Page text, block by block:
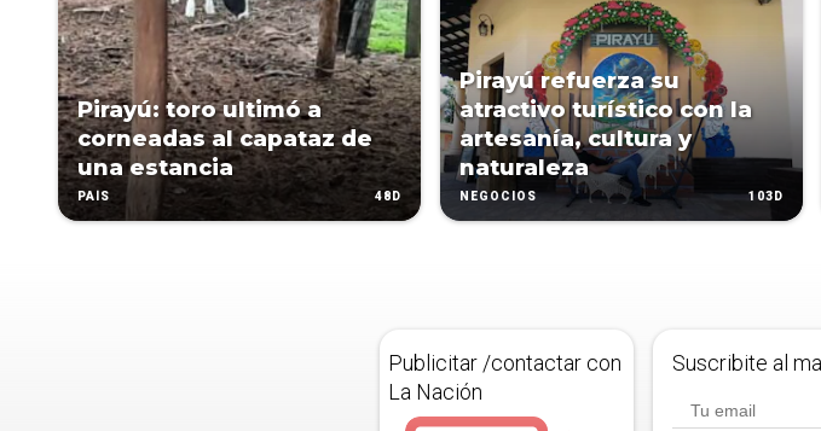
Pirayú: toro ultimó a
corneadas al capataz de
una estancia
PAÍS 48D
Pirayú refuerza su
atractivo turístico con la
artesanía, cultura y
naturaleza
NEGOCIOS 103D
Publicitar /contactar con
La Nación
Suscribite al